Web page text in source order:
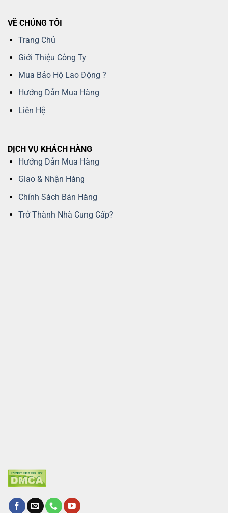
VỀ CHÚNG TÔI
Trang Chủ
Giới Thiệu Công Ty
Mua Bảo Hộ Lao Động ?
Hướng Dẫn Mua Hàng
Liên Hệ
DỊCH VỤ KHÁCH HÀNG
Hướng Dẫn Mua Hàng
Giao & Nhận Hàng
Chính Sách Bán Hàng
Trở Thành Nhà Cung Cấp?